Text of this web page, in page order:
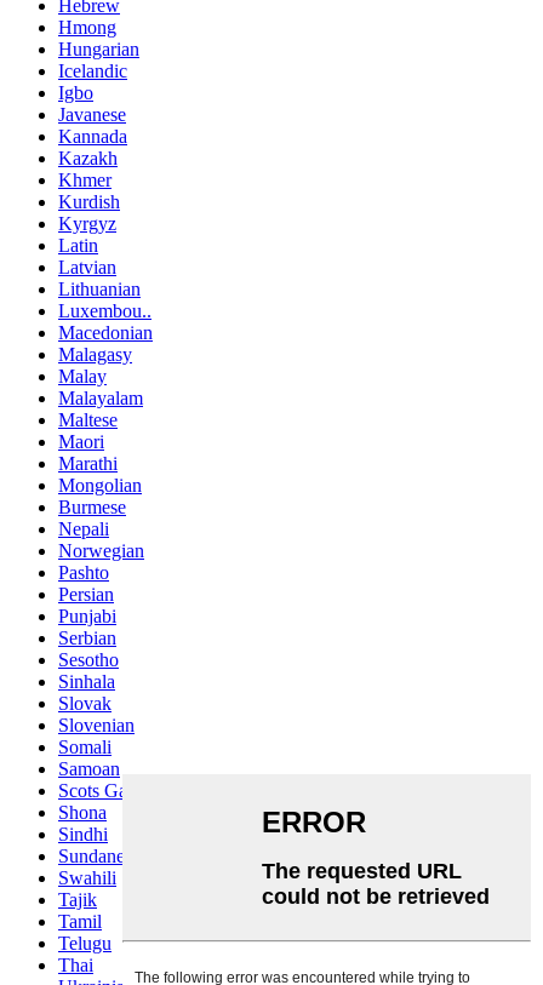
Hebrew
Hmong
Hungarian
Icelandic
Igbo
Javanese
Kannada
Kazakh
Khmer
Kurdish
Kyrgyz
Latin
Latvian
Lithuanian
Luxembou..
Macedonian
Malagasy
Malay
Malayalam
Maltese
Maori
Marathi
Mongolian
Burmese
Nepali
Norwegian
Pashto
Persian
Punjabi
Serbian
Sesotho
Sinhala
Slovak
Slovenian
Somali
Samoan
Scots Gaelic
Shona
Sindhi
Sundanese
Swahili
Tajik
Tamil
Telugu
Thai